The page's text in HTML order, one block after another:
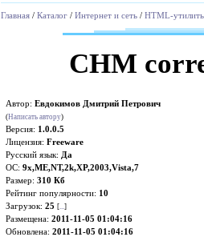
Главная / Каталог / Интернет и сеть / HTML-
CHM
Автор: Евдокимов Дмитрий Петрович
(Написать автору)
Версия: 1.0.0.5
Лицензия: Freeware
Русский язык: Да
ОС: 9x,ME,NT,2k,XP,2003,Vista,7
Размер: 310 Кб
Рейтинг популярности: 10
Загрузок: 25 [...]
Размещена: 2011-11-05 01:04:16
Обновлена: 2011-11-05 01:04:16